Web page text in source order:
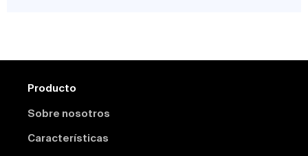
Producto
Sobre nosotros
Características